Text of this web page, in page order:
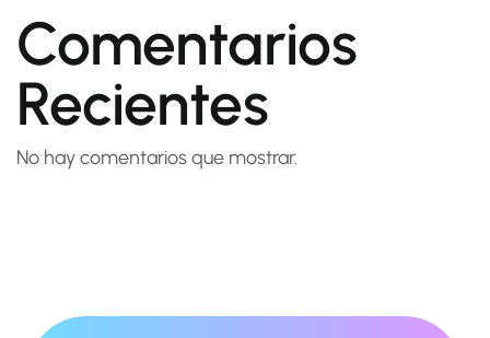
Comentarios
Recientes
No hay comentarios que mostrar.